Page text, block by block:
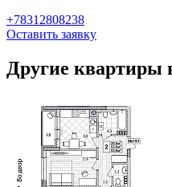
+78312808238
Оставить заявку
Другие квартиры